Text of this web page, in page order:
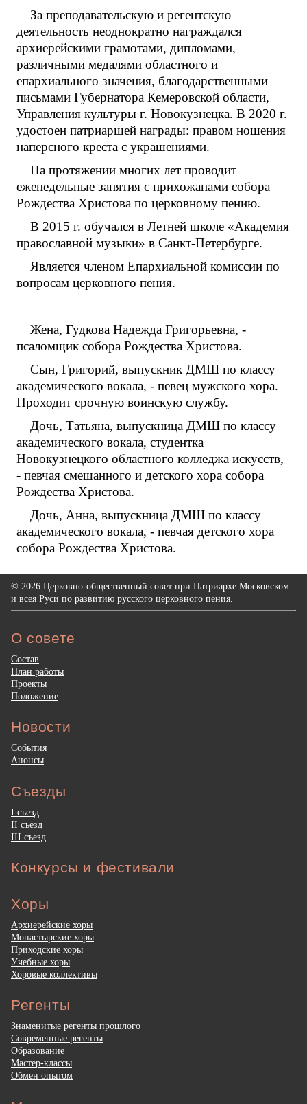
За преподавательскую и регентскую
деятельность неоднократно награждался
архиерейскими грамотами, дипломами,
различными медалями областного и
епархиального значения, благодарственными
письмами Губернатора Кемеровской области,
Управления культуры г. Новокузнецка. В 2020 г.
удостоен патриаршей награды: правом ношения
наперсного креста с украшениями.
На протяжении многих лет проводит
еженедельные занятия с прихожанами собора
Рождества Христова по церковному пению.
В 2015 г. обучался в Летней школе «Академия
православной музыки» в Санкт-Петербурге.
Является членом Епархиальной комиссии по
вопросам церковного пения.
Жена, Гудкова Надежда Григорьевна, -
псаломщик собора Рождества Христова.
Сын, Григорий, выпускник ДМШ по классу
академического вокала, - певец мужского хора.
Проходит срочную воинскую службу.
Дочь, Татьяна, выпускница ДМШ по классу
академического вокала, студентка
Новокузнецкого областного колледжа искусств,
- певчая смешанного и детского хора собора
Рождества Христова.
Дочь, Анна, выпускница ДМШ по классу
академического вокала, - певчая детского хора
собора Рождества Христова.
© 2026 Церковно-общественный совет при Патриархе Московском
и всея Руси по развитию русского церковного пения.
О совете
Состав
План работы
Проекты
Положение
Новости
События
Анонсы
Съезды
I съезд
II съезд
III съезд
Конкурсы и фестивали
Хоры
Архиерейские хоры
Монастырские хоры
Приходские хоры
Учебные хоры
Хоровые коллективы
Регенты
Знаменитые регенты прошлого
Современные регенты
Образование
Мастер-классы
Обмен опытом